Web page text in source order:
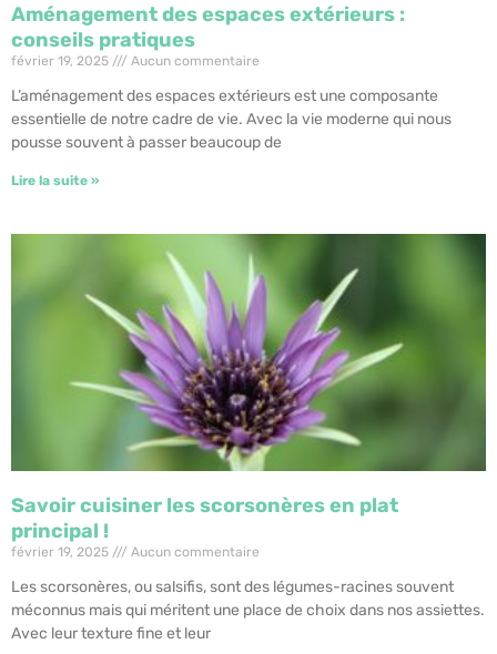
Aménagement des espaces extérieurs :
conseils pratiques
février 19, 2025 Aucun commentaire
L’aménagement des espaces extérieurs est une composante
essentielle de notre cadre de vie. Avec la vie moderne qui nous
pousse souvent à passer beaucoup de
Lire la suite »
Savoir cuisiner les scorsonères en plat
principal !
février 19, 2025 Aucun commentaire
Les scorsonères, ou salsifis, sont des légumes-racines souvent
méconnus mais qui méritent une place de choix dans nos assiettes.
Avec leur texture fine et leur